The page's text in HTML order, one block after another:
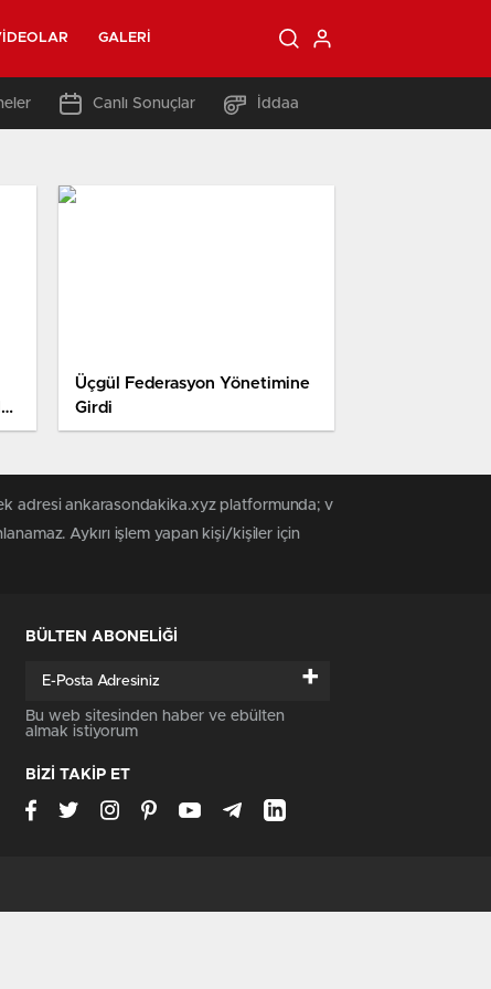
GALERI
Canlı Sonuçlar İddaa
Üçgül Federasyon Yönetimine
Girdi
adresi ankarasondakika.xyz platformunda; v
Aykırı işlem yapan kişi/kişiler için
BÜLTEN ABONELİĞİ
+
Bu web sitesinden haber ve ebülten
almak istiyorum
BİZİ TAKİP ET